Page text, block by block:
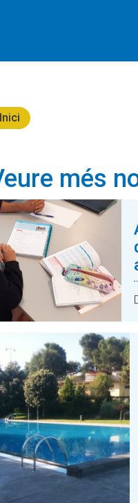
Inici
més